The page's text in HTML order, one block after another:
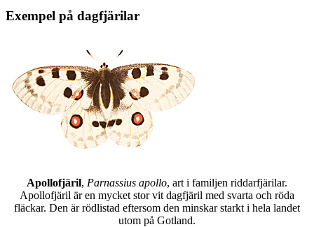
Exempel på dagfjärilar
Apollofjäril, Parnassius apollo, art i familjen riddarfjärilar.
Apollofjäril är en mycket stor vit dagfjäril med svarta och röda
fläckar. Den är rödlistad eftersom den minskar starkt i hela landet
utom på Gotland.